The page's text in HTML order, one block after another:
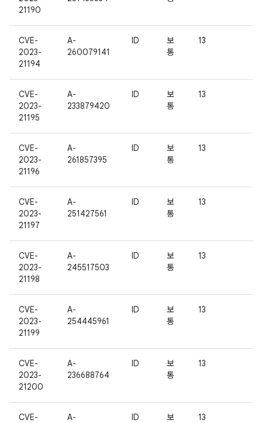
21190
CVE-
2023-
21194
A-
260079141
ID
보
통
13
CVE-
2023-
21195
A-
233879420
ID
보
통
13
CVE-
2023-
21196
A-
261857395
ID
보
통
13
CVE-
2023-
21197
A-
251427561
ID
보
통
13
CVE-
2023-
21198
A-
245517503
ID
보
통
13
CVE-
2023-
21199
A-
254445961
ID
보
통
13
CVE-
2023-
21200
A-
236688764
ID
보
통
13
CVE-
A-
ID
보
13